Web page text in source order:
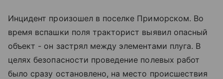
Инцидент произошел в поселке Приморском. Во
время вспашки поля тракторист выявил опасный
объект - он застрял между элементами плуга. В
целях безопасности проведение полевых работ
было сразу остановлено, на место происшествия